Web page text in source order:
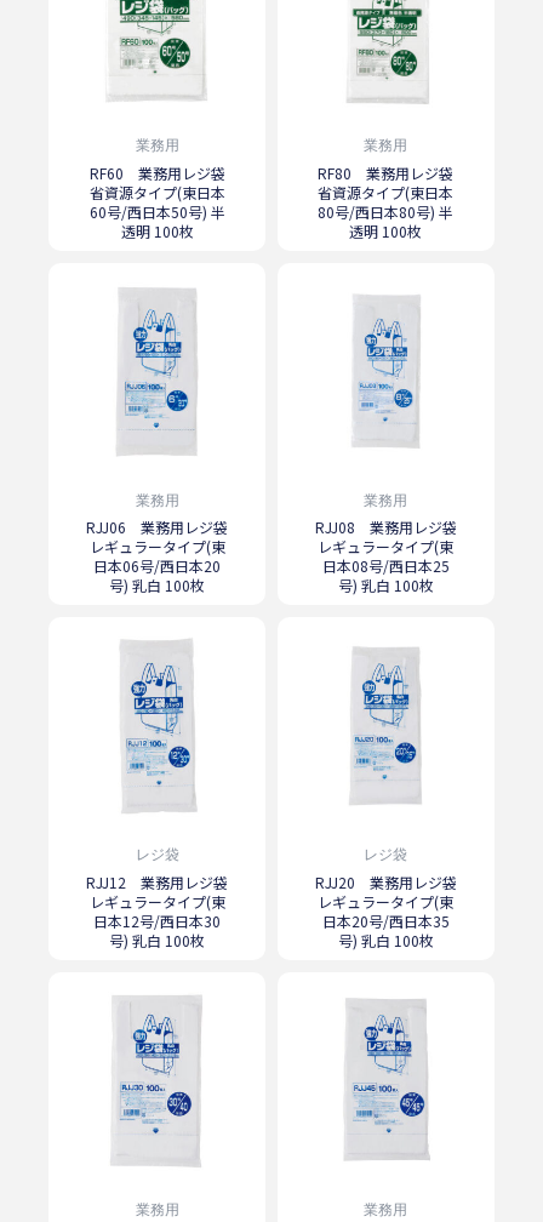
業務用
RF60 業務用レジ袋
省資源タイプ(東日本
60号/西日本50号) 半
透明 100枚
業務用
RF80 業務用レジ袋
省資源タイプ(東日本
80号/西日本80号) 半
透明 100枚
業務用
RJJ06 業務用レジ袋
レギュラータイプ(東
日本06号/西日本20
号) 乳白 100枚
業務用
RJJ08 業務用レジ袋
レギュラータイプ(東
日本08号/西日本25
号) 乳白 100枚
レジ袋
RJJ12 業務用レジ袋
レギュラータイプ(東
日本12号/西日本30
号) 乳白 100枚
レジ袋
RJJ20 業務用レジ袋
レギュラータイプ(東
日本20号/西日本35
号) 乳白 100枚
業務用 業務用